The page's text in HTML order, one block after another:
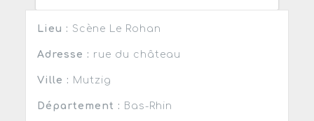
Lieu : Scène Le Rohan
Adresse : rue du château
Ville : Mutzig
Département : Bas-Rhin